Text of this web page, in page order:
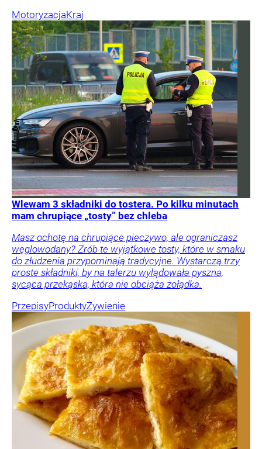
MotoryzacjaKraj
Wlewam 3 składniki do tostera. Po kilku minutach
mam chrupiące „tosty” bez chleba
Masz ochotę na chrupiące pieczywo, ale ograniczasz
węglowodany? Zrób te wyjątkowe tosty, które w smaku
do złudzenia przypominają tradycyjne. Wystarczą trzy
proste składniki, by na talerzu wylądowała pyszna,
sycąca przekąska, która nie obciąża żołądka.
PrzepisyProduktyŻywienie